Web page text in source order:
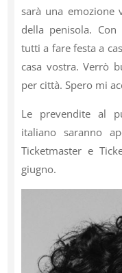
sarà una emozione
della penisola.
tutti a fare festa a
casa vostra. Verrò
per città. Spero mi
Le prevendite al
italiano saranno
Ticketmaster e
giugno.